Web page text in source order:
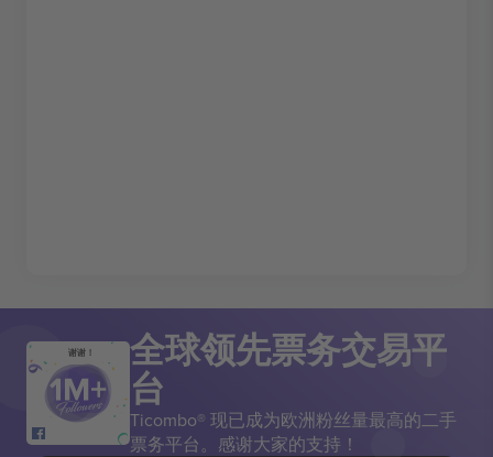
谢谢！ 全球领先票务交易平
台
Ticombo® 现已成为欧洲粉丝量最高的二手
票务平台。感谢大家的支持！